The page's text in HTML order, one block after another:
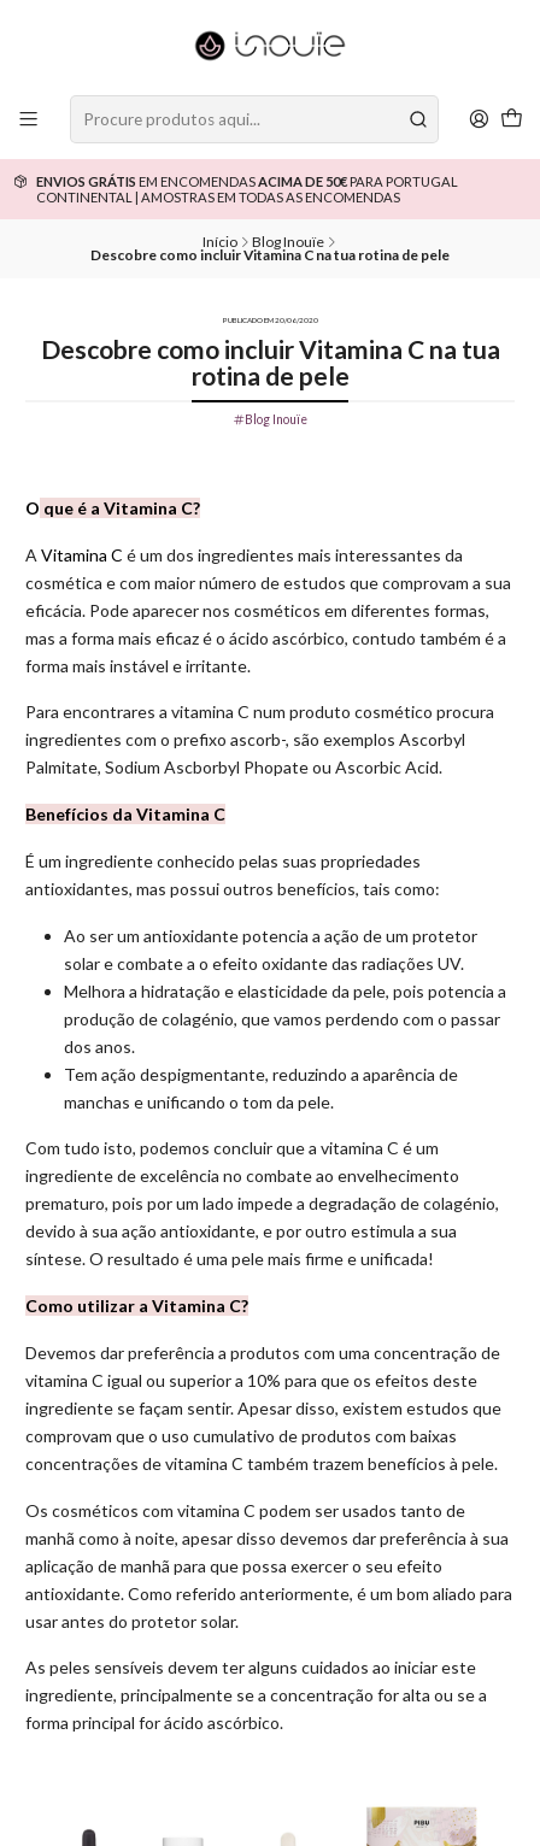
ENVIOS GRÁTIS EM ENCOMENDASACIMA DE 50€PARA PORTUGAL
CONTINENTAL | AMOSTRAS EM TODAS AS ENCOMENDAS
Início Blog Inouïe
Descobre como incluir Vitamina C na tua rotina de pele
PUBLICADO EM 20/06/2020
Descobre como incluir Vitamina C na tua
rotina de pele
Blog Inouïe
O que é a Vitamina C?
A Vitamina C é um dos ingredientes mais interessantes da
cosmética e com maior número de estudos que comprovam a sua
eficácia. Pode aparecer nos cosméticos em diferentes formas,
mas a forma mais eficaz é o ácido ascórbico, contudo também é a
forma mais instável e irritante.
Para encontrares a vitamina C num produto cosmético procura
ingredientes com o prefixo ascorb-, são exemplos Ascorbyl
Palmitate, Sodium Ascborbyl Phopate ou Ascorbic Acid.
Benefícios da Vitamina C
É um ingrediente conhecido pelas suas propriedades
antioxidantes, mas possui outros benefícios, tais como:
Ao ser um antioxidante potencia a ação de um protetor
solar e combate a o efeito oxidante das radiações UV.
Melhora a hidratação e elasticidade da pele, pois potencia a
produção de colagénio, que vamos perdendo com o passar
dos anos.
Tem ação despigmentante, reduzindo a aparência de
manchas e unificando o tom da pele.
Com tudo isto, podemos concluir que a vitamina C é um
ingrediente de excelência no combate ao envelhecimento
prematuro, pois por um lado impede a degradação de colagénio,
devido à sua ação antioxidante, e por outro estimula a sua
síntese. O resultado é uma pele mais firme e unificada!
Como utilizar a Vitamina C?
Devemos dar preferência a produtos com uma concentração de
vitamina C igual ou superior a 10% para que os efeitos deste
ingrediente se façam sentir. Apesar disso, existem estudos que
comprovam que o uso cumulativo de produtos com baixas
concentrações de vitamina C também trazem benefícios à pele.
Os cosméticos com vitamina C podem ser usados tanto de
manhã como à noite, apesar disso devemos dar preferência à sua
aplicação de manhã para que possa exercer o seu efeito
antioxidante. Como referido anteriormente, é um bom aliado para
usar antes do protetor solar.
As peles sensíveis devem ter alguns cuidados ao iniciar este
ingrediente, principalmente se a concentração for alta ou se a
forma principal for ácido ascórbico.